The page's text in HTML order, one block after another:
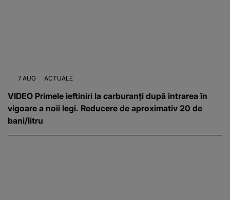
7 AUG ACTUALE
VIDEO Primele ieftiniri la carburanți după intrarea în
vigoare a noii legi. Reducere de aproximativ 20 de
bani/litru